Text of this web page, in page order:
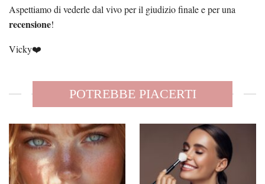
Aspettiamo di vederle dal vivo per il giudizio finale e per una
recensione!
Vicky❤️
POTREBBE PIACERTI